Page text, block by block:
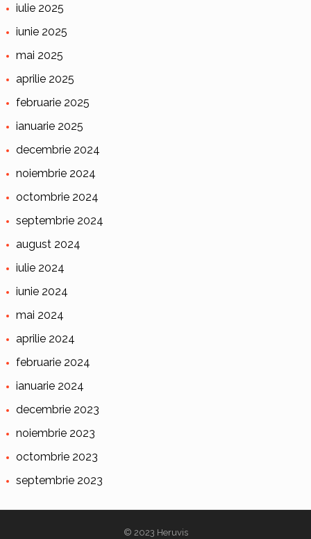
iulie 2025
iunie 2025
mai 2025
aprilie 2025
februarie 2025
ianuarie 2025
decembrie 2024
noiembrie 2024
octombrie 2024
septembrie 2024
august 2024
iulie 2024
iunie 2024
mai 2024
aprilie 2024
februarie 2024
ianuarie 2024
decembrie 2023
noiembrie 2023
octombrie 2023
septembrie 2023
© 2023 Heruvis